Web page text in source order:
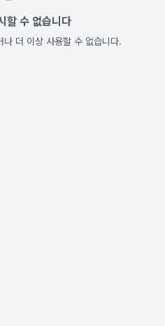
할 수 없습니다
나 더 이상 사용할 수 없습니다.